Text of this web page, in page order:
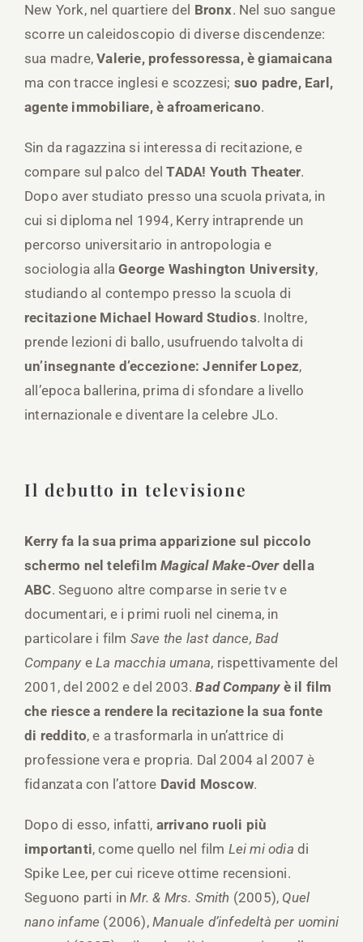
New York, nel quartiere del Bronx. Nel suo sangue
scorre un caleidoscopio di diverse discendenze:
sua madre,Valerie, professoressa, è giamaicana
ma con tracce inglesi e scozzesi; suo padre, Earl,
agente immobiliare, è afroamericano.
Sin da ragazzina si interessa di recitazione, e
compare sul palco delTADA! Youth Theater.
Dopo aver studiato presso una scuola privata, in
cui si diploma nel 1994, Kerry intraprende un
percorso universitario in antropologia e
sociologia allaGeorge Washington University,
studiando al contempo presso la scuola di
recitazione Michael Howard Studios. Inoltre,
prende lezioni di ballo, usufruendo talvolta di
un’insegnante d’eccezione: Jennifer Lopez,
all’epoca ballerina, prima di sfondare a livello
internazionale e diventare la celebre JLo.
Il debutto in televisione
Kerry fa la sua prima apparizione sul piccolo
schermo nel telefilmMagical Make-Overdella
ABC. Seguono altre comparse in serie tv e
documentari, e i primi ruoli nel cinema, in
particolare i film Save the last dance, Bad
Company eLa macchia umana, rispettivamente del
2001, del 2002 e del 2003.Bad Companyè il film
che riesce a rendere la recitazione la sua fonte
di reddito, e a trasformarla in un’attrice di
professione vera e propria. Dal 2004 al 2007 è
fidanzata con l’attore David Moscow.
Dopo di esso, infatti, arrivano ruoli più
importanti, come quello nel film Lei mi odia di
Spike Lee, per cui riceve ottime recensioni.
Seguono parti inMr. & Mrs. Smith (2005), Quel
nano infame (2006),Manuale d’infedeltà per uomini